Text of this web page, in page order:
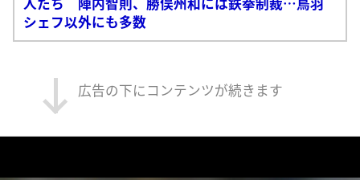
シェフ以外にも多数
広告の下にコンテンツが続きます